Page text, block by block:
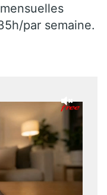
par semaine.